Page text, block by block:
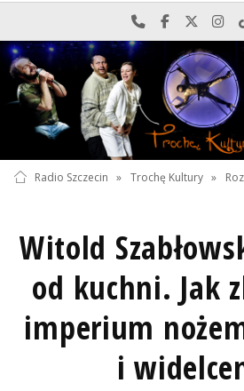
Najlepiej po
Odwiedź
Radio Szczecin » Trochę Kultury »
Witold
od kuchni. Jak
imperium
i